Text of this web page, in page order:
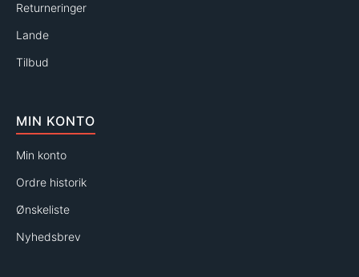
Returneringer
Lande
Tilbud
MIN KONTO
Min konto
Ordre historik
Ønskeliste
Nyhedsbrev